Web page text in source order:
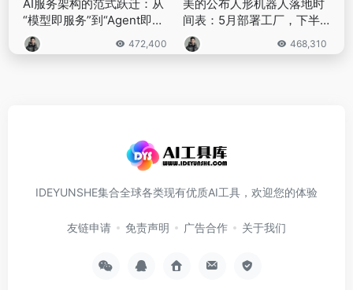
AI服务架构的范式跃迁：从
“模型即服务”到“Agent即服
务”
472,400
美的公布人形机器人落地时
间表：5月部署工厂，下半
年进线下门店｜钛媒体AGI
468,310
IDEYUNSHE集合全球各类现有优质AI工具，欢迎您的体验
友链申请 免责声明 广告合作 关于我们